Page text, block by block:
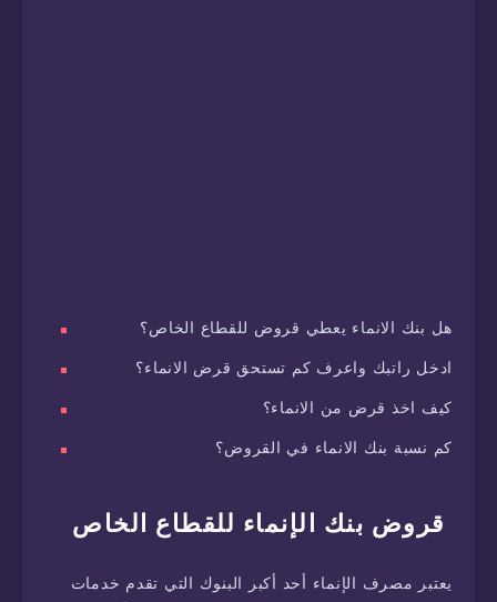
هل بنك الانماء يعطي قروض للقطاع الخاص؟
ادخل راتبك واعرف كم تستحق قرض الانماء؟
كيف اخذ قرض من الانماء؟
كم نسبة بنك الانماء في القروض؟
قروض بنك الإنماء للقطاع الخاص
يعتبر مصرف الإنماء أحد أكبر البنوك التي تقدم خدمات